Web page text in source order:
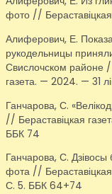
фото //
Алиферович, Е.
рукодельницы
Свислочском районе
газета. — 2024. — 31
Ганчарова, С.
// Бераставіцкая
ББК 74
Ганчарова, С.
фота //
С. 5. ББК 64+74